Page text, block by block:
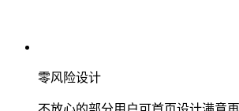
零风险设计